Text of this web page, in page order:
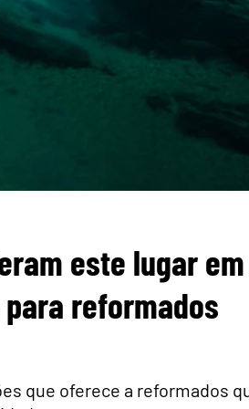
este lugar em
reformados
que oferece a reformados